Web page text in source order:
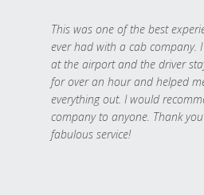
This was one of the best
ever had with a cab company.
at the airport and the driver
for over an hour and helped
everything out. I would
company to anyone. Thank
fabulous service!